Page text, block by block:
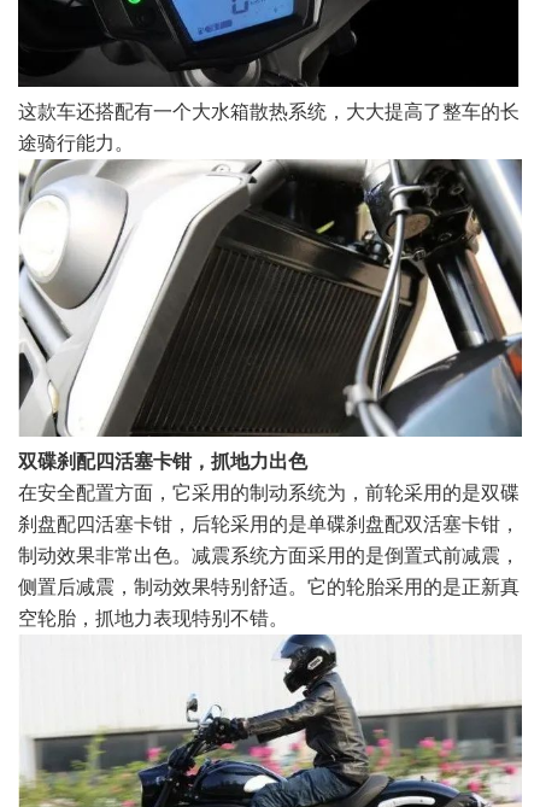
这款车还搭配有一个大水箱散热系统，大大提高了整车的长
途骑行能力。
双碟刹配四活塞卡钳，抓地力出色
在安全配置方面，它采用的制动系统为，前轮采用的是双碟
刹盘配四活塞卡钳，后轮采用的是单碟刹盘配双活塞卡钳，
制动效果非常出色。减震系统方面采用的是倒置式前减震，
侧置后减震，制动效果特别舒适。它的轮胎采用的是正新真
空轮胎，抓地力表现特别不错。